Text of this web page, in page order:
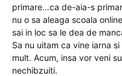
primare…ca de-aia-s
nu o sa aleaga scoala
sai in loc sa le dea de
Sa nu uitam ca vine iarna
mult. Acum, insa vor veni
nechibzuiti.